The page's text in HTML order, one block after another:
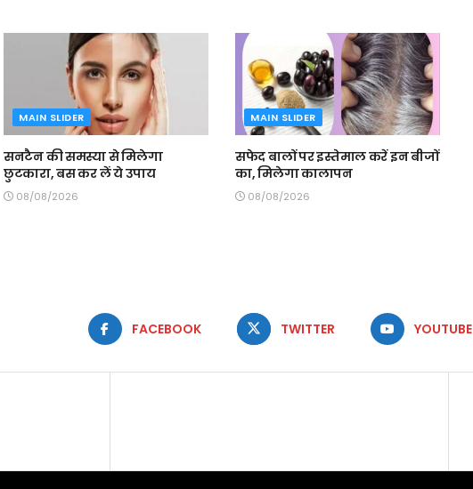
MAIN SLIDER
सनटैन की समस्या से मिलेगा
छुटकारा, बस कर लें ये उपाय
08/08/2026
MAIN SLIDER
सफेद बालों पर इस्तेमाल करें इन बीजों
का, मिलेगा कालापन
08/08/2026
FACEBOOK TWITTER YOUTUBE